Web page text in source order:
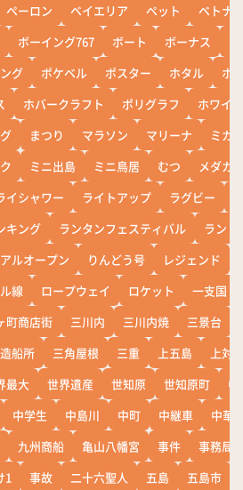
ペーロン ベイエリア ペット
ベトナ
ボーイング767 ボート ボーナス
グ ポケベル ポスター ホタル
ホ
ホバークラフト ポリグラフ
ホワイ
まつり マラソン マリーナ
ミカ
ミニ出島 ミニ鳥居 むつ
メダカ
イシャワー ライトアップ ラグビー
キング ランタンフェスティバル
ランド
ルオープン りんどう号 レジェンド
線 ロープウェイ ロケット
一支国
町商店街 三川内 三川内焼 三景台
船所 三角屋根 三重 上五島
上対
最大 世界遺産 世知原 世知原町
中
中学生 中島川 中町 中継車
中華
九州商船 亀山八幡宮 事件
事務局
1
事故 二十六聖人 五島 五島市